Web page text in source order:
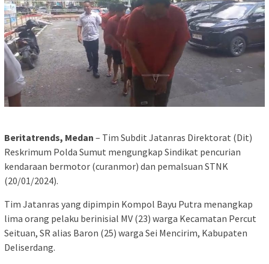
Beritatrends, Medan – Tim Subdit Jatanras Direktorat (Dit)
Reskrimum Polda Sumut mengungkap Sindikat pencurian
kendaraan bermotor (curanmor) dan pemalsuan STNK
(20/01/2024).
Tim Jatanras yang dipimpin Kompol Bayu Putra menangkap
lima orang pelaku berinisial MV (23) warga Kecamatan Percut
Seituan, SR alias Baron (25) warga Sei Mencirim, Kabupaten
Deliserdang.